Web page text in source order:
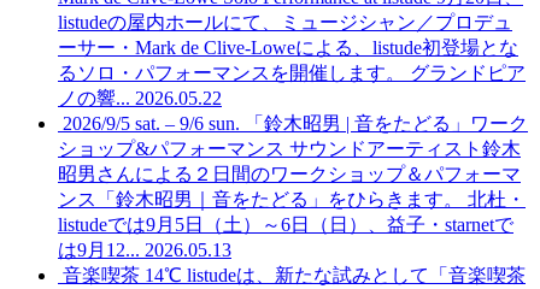
listudeの屋内ホールにて、ミュージシャン／プロデュ
ーサー・Mark de Clive-Loweによる、listude初登場とな
るソロ・パフォーマンスを開催します。 グランドピア
ノの響... 2026.05.22
2026/9/5 sat. – 9/6 sun. 「鈴木昭男 | 音をたどる」ワーク
ショップ&パフォーマンス サウンドアーティスト鈴木
昭男さんによる２日間のワークショップ＆パフォーマ
ンス「鈴木昭男｜音をたどる」をひらきます。 北杜・
listudeでは9月5日（土）～6日（日）、益子・starnetで
は9月12... 2026.05.13
音楽喫茶 14℃ listudeは、新たな試みとして「音楽喫茶